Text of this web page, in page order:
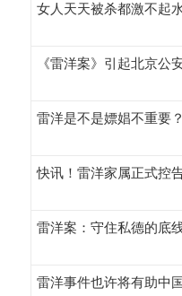
女人天天被杀都激不起
《雷洋案》引起北京公
雷洋是不是嫖娼不重要
快讯！雷洋家属正式控
雷洋案：守住私德的底
雷洋事件也许将有助中